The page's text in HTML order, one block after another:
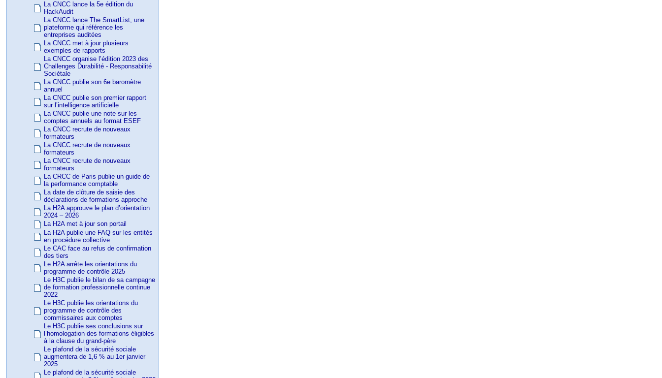
La CNCC lance la 5e édition du
HackAudit
La CNCC lance The SmartList, une
plateforme qui référence les
entreprises auditées
La CNCC met à jour plusieurs
exemples de rapports
La CNCC organise l’édition 2023 des
Challenges Durabilité - Responsabilité
Sociétale
La CNCC publie son 6e baromètre
annuel
La CNCC publie son premier rapport
sur l’intelligence artificielle
La CNCC publie une note sur les
comptes annuels au format ESEF
La CNCC recrute de nouveaux
formateurs
La CNCC recrute de nouveaux
formateurs
La CNCC recrute de nouveaux
formateurs
La CRCC de Paris publie un guide de
la performance comptable
La date de clôture de saisie des
déclarations de formations approche
La H2A approuve le plan d’orientation
2024 – 2026
La H2A met à jour son portail
La H2A publie une FAQ sur les entités
en procédure collective
Le CAC face au refus de confirmation
des tiers
Le H2A arrête les orientations du
programme de contrôle 2025
Le H3C publie le bilan de sa campagne
de formation professionnelle continue
2022
Le H3C publie les orientations du
programme de contrôle des
commissaires aux comptes
Le H3C publie ses conclusions sur
l’homologation des formations éligibles
à la clause du grand-père
Le plafond de la sécurité sociale
augmentera de 1,6 % au 1er janvier
2025
Le plafond de la sécurité sociale